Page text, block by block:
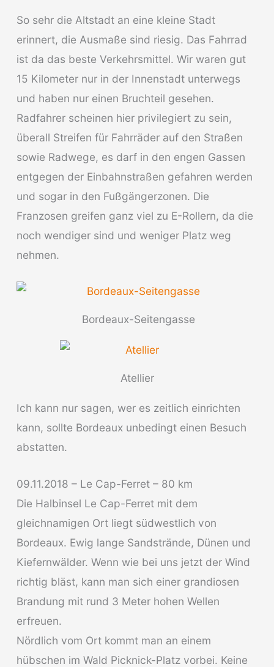
So sehr die Altstadt an eine kleine Stadt
erinnert, die Ausmaße sind riesig. Das Fahrrad
ist da das beste Verkehrsmittel. Wir waren gut
15 Kilometer nur in der Innenstadt unterwegs
und haben nur einen Bruchteil gesehen.
Radfahrer scheinen hier privilegiert zu sein,
überall Streifen für Fahrräder auf den Straßen
sowie Radwege, es darf in den engen Gassen
entgegen der Einbahnstraßen gefahren werden
und sogar in den Fußgängerzonen. Die
Franzosen greifen ganz viel zu E-Rollern, da die
noch wendiger sind und weniger Platz weg
nehmen.
Bordeaux-Seitengasse
Atellier
Ich kann nur sagen, wer es zeitlich einrichten
kann, sollte Bordeaux unbedingt einen Besuch
abstatten.
09.11.2018 – Le Cap-Ferret – 80 km
Die Halbinsel Le Cap-Ferret mit dem
gleichnamigen Ort liegt südwestlich von
Bordeaux. Ewig lange Sandstrände, Dünen und
Kiefernwälder. Wenn wie bei uns jetzt der Wind
richtig bläst, kann man sich einer grandiosen
Brandung mit rund 3 Meter hohen Wellen
erfreuen.
Nördlich vom Ort kommt man an einem
hübschen im Wald Picknick-Platz vorbei. Keine